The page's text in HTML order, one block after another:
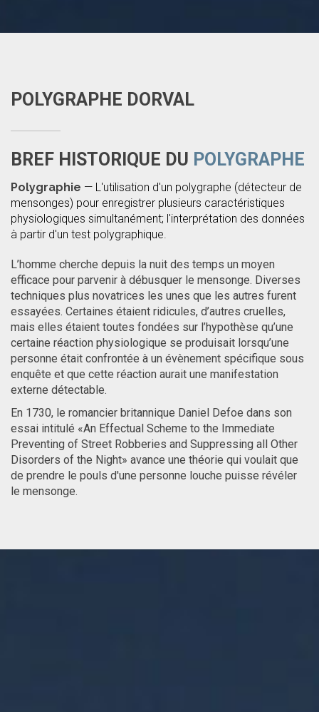
POLYGRAPHE DORVAL
BREF HISTORIQUE DU POLYGRAPHE
Polygraphie — L'utilisation d'un polygraphe (détecteur de
mensonges) pour enregistrer plusieurs caractéristiques
physiologiques simultanément; l'interprétation des données
à partir d'un test polygraphique.
L’homme cherche depuis la nuit des temps un moyen
efficace pour parvenir à débusquer le mensonge. Diverses
techniques plus novatrices les unes que les autres furent
essayées. Certaines étaient ridicules, d’autres cruelles,
mais elles étaient toutes fondées sur l’hypothèse qu’une
certaine réaction physiologique se produisait lorsqu’une
personne était confrontée à un évènement spécifique sous
enquête et que cette réaction aurait une manifestation
externe détectable.
En 1730, le romancier britannique Daniel Defoe dans son
essai intitulé «An Effectual Scheme to the Immediate
Preventing of Street Robberies and Suppressing all Other
Disorders of the Night» avance une théorie qui voulait que
de prendre le pouls d'une personne louche puisse révéler
le mensonge.